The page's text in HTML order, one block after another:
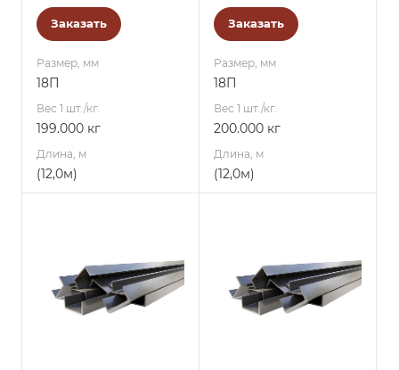
Заказать
Размер, мм
18П
Вес 1 шт./кг.
199.000 кг
Длина, м
(12,0м)
Заказать
Размер, мм
18П
Вес 1 шт./кг.
200.000 кг
Длина, м
(12,0м)